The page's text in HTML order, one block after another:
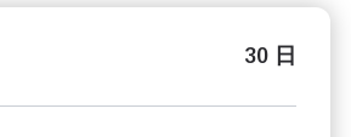
30 日